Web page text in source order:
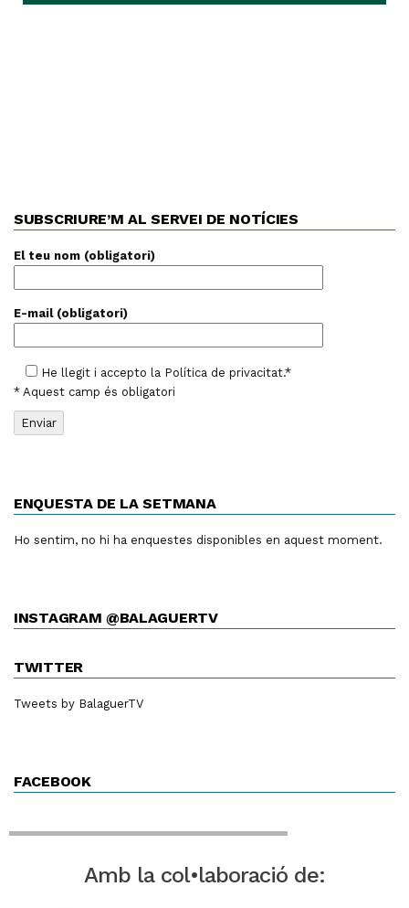
SUBSCRIURE’M AL SERVEI DE NOTÍCIES
El teu nom (obligatori)
E-mail (obligatori)
He llegit i accepto la Política de privacitat.*
* Aquest camp és obligatori
ENQUESTA DE LA SETMANA
Ho sentim, no hi ha enquestes disponibles en aquest moment.
INSTAGRAM @BALAGUERTV
TWITTER
Tweets by BalaguerTV
FACEBOOK
Amb la col•laboració de: